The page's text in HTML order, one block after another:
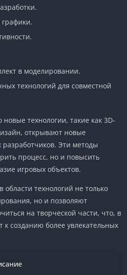
в моделировании.
технологий для совместной
новые технологии, такие как 3D-
открывают новые
Эти методы
процесс, но и повысить
игровых объектов.
области технологий не только
но и позволяют
на творческой части, что, в
к созданию более увлекательных